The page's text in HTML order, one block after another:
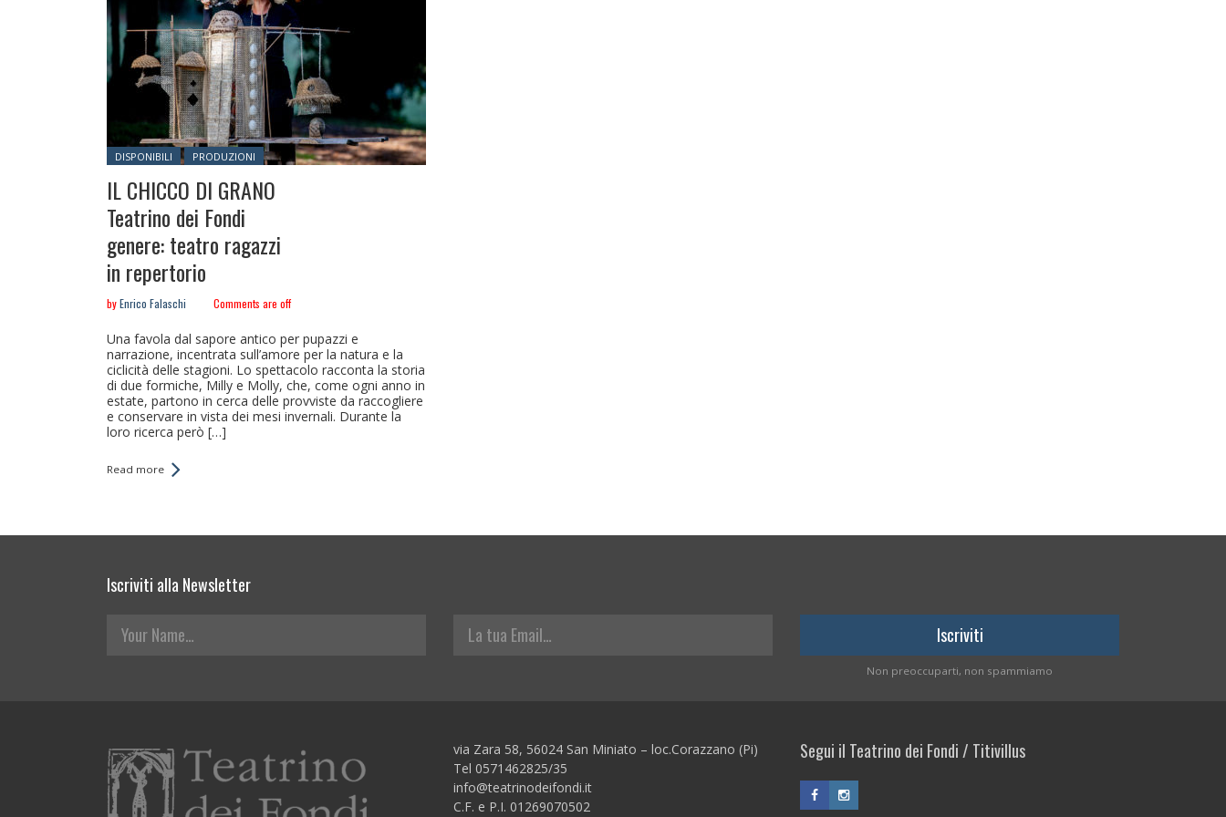
Posted in:
DISPONIBILI PRODUZIONI
IL CHICCO DI GRANO
Teatrino dei Fondi
genere: teatro ragazzi
in repertorio
byEnrico Falaschi Comments are off
Una favola dal sapore antico per pupazzi e
narrazione, incentrata sull’amore per la natura e la
ciclicità delle stagioni. Lo spettacolo racconta la storia
di due formiche, Milly e Molly, che, come ogni anno in
estate, partono in cerca delle provviste da raccogliere
e conservare in vista dei mesi invernali. Durante la
loro ricerca però […]
Read more
Iscriviti alla Newsletter
Non preoccuparti, non spammiamo
via Zara 58, 56024 San Miniato – loc.Corazzano (Pi)
Tel 0571462825/35
info@teatrinodeifondi.it
C.F. e P.I. 01269070502
Segui il Teatrino dei Fondi / Titivillus